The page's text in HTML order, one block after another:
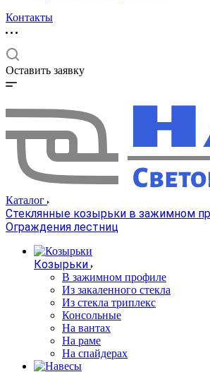
Контакты
Оставить заявку
Каталог
Стеклянные козырьки в зажимном
Ограждения лестниц
Козырьки
В зажимном профиле
Из закаленного стекла
Из стекла триплекс
Консольные
На вантах
На раме
На спайдерах